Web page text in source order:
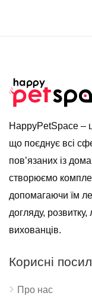
HappyPetSpace –
що поєднує всі
пов’язаних із
створюємо
допомагаючи їм
догляду,
вихованців.
Корисні
Про нас